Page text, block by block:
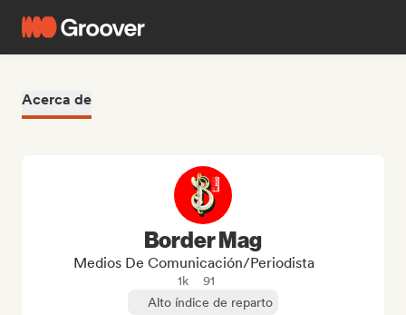
Acerca de
Border Mag
Medios De Comunicación/Periodista
1k
91
Alto índice de reparto